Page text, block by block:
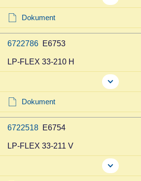
Dokument
6722786 E6753
LP-FLEX 33-210 H
Dokument
6722518 E6754
LP-FLEX 33-211 V